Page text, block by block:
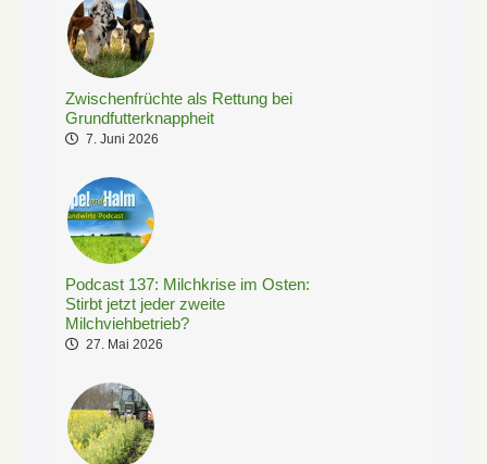
Zwischenfrüchte als Rettung bei
Grundfutterknappheit
7. Juni 2026
Podcast 137: Milchkrise im Osten:
Stirbt jetzt jeder zweite
Milchviehbetrieb?
27. Mai 2026